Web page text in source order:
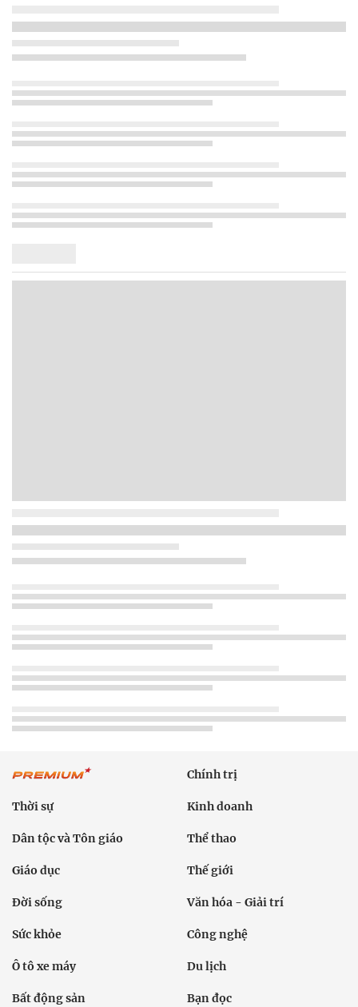
Chính trị
Thời sự Kinh doanh
Dân tộc và Tôn giáo Thể thao
Giáo dục Thế giới
Đời sống Văn hóa - Giải trí
Sức khỏe Công nghệ
Ô tô xe máy Du lịch
Bất động sản Bạn đọc